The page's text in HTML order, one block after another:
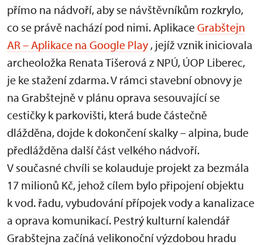
přímo na nádvoří, aby se návštěvníkům rozkrylo,
co se právě nachází pod nimi. AplikaceGrabštejn
AR – Aplikace na Google Play, jejíž vznik iniciovala
archeoložka Renata Tišerová z NPÚ, ÚOP Liberec,
je ke stažení zdarma. V rámci stavební obnovy je
na Grabštejně v plánu oprava sesouvající se
cestičky k parkovišti, která bude částečně
dlážděna, dojde k dokončení skalky – alpina, bude
předlážděna další část velkého nádvoří.
V současné chvíli se kolauduje projekt za bezmála
17 milionů Kč, jehož cílem bylo připojení objektu
k vod. řadu, vybudování přípojek vody a kanalizace
a oprava komunikací. Pestrý kulturní kalendář
Grabštejna začíná velikonoční výzdobou hradu